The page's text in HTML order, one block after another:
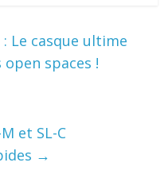
Le casque ultime
spaces !
et SL-C
→